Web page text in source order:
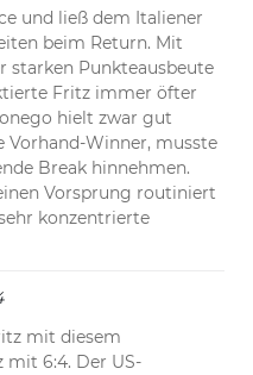
vierten Satz und
Punktverlust durch.
von der Grundlinie
chancenlos. 1:0 für
und ließ dem Italiener
beim Return. Mit
starken Punkteausbeute
Fritz immer öfter
hielt zwar gut
Vorhand-Winner, musste
Break hinnehmen.
Vorsprung routiniert
konzentrierte
mit diesem
mit 6:4. Der US-